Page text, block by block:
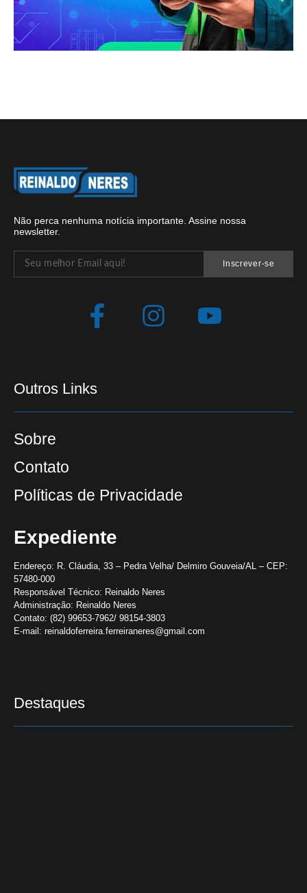
Não perca nenhuma notícia importante. Assine nossa
newsletter.
Inscrever-se
Outros Links
Sobre
Contato
Políticas de Privacidade
Expediente
Endereço: R. Cláudia, 33 – Pedra Velha/ Delmiro Gouveia/AL – CEP:
57480-000
Responsável Técnico: Reinaldo Neres
Administração: Reinaldo Neres
Contato: (82) 99653-7962/ 98154-3803
E-mail: reinaldoferreira.ferreiraneres@gmail.com
Destaques